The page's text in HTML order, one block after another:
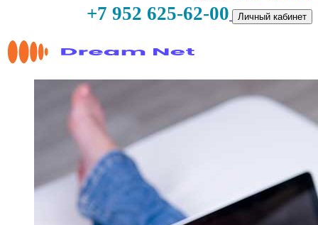
+7 952 625-62-00
Личный кабинет